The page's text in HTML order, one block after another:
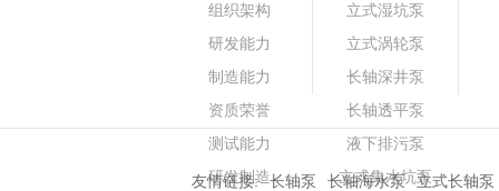
组织架构
研发能力
制造能力
资质荣誉
测试能力
研发制造
立式湿坑泵
立式涡轮泵
长轴深井泵
长轴透平泵
液下排污泵
立式集水坑泵
友情链接: 长轴泵 长轴海水泵 立式长轴泵